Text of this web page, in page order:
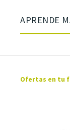
APRENDE
Ofertas en tu